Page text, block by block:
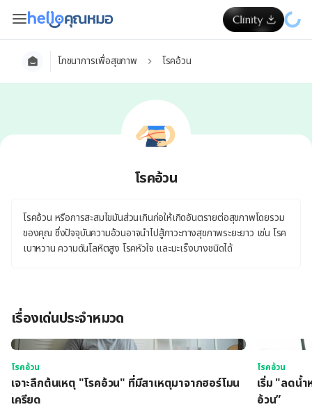
โภชนาการเพื่อสุขภาพ โรคอ้วน
โรคอ้วน
โรคอ้วน หรือการสะสมไขมันส่วนเกินก่อให้เกิดอันตรายต่อสุขภาพโดยรวม
ของคุณ ซึ่งปัจจุบันความอ้วนอาจนำไปสู้ภาวะทางสุขภาพระยะยาว เช่น โรค
เบาหวาน ความดันโลหิตสูง โรคหัวใจ และมะเร็งบางชนิดได้
เรื่องเด่นประจำหมวด
โรคอ้วน
เจาะลึกต้นเหตุ "โรคอ้วน" ที่มีสาเหตุมาจากฮอร์โมน
เครียด
โรคอ้วน
เริ่ม "ลดน้ำ
อ้วน”